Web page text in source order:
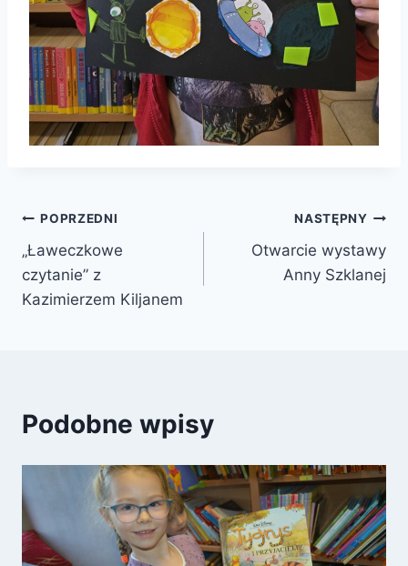
Nawigacja
wpisu
POPRZEDNI
„Ławeczkowe
czytanie” z
Kazimierzem Kiljanem
NASTĘPNY
Otwarcie wystawy
Anny Szklanej
Podobne wpisy